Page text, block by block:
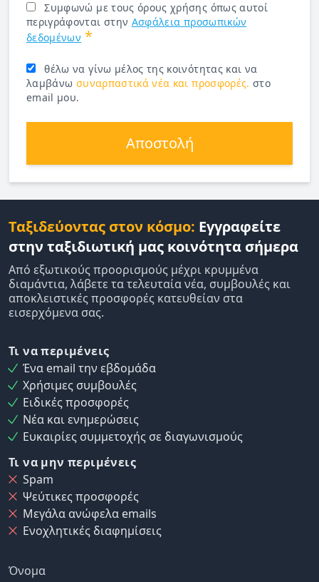
Συμφωνώ με τους όρους χρήσης όπως αυτοί
περιγράφονται στην Ασφάλεια προσωπικών
δεδομένων *
θέλω να γίνω μέλος της κοινότητας και να
λαμβάνω συναρπαστικά νέα και προσφορές. στο
email μου.
Αποστολή
Ταξιδεύοντας στον κόσμο: Εγγραφείτε
στην ταξιδιωτική μας κοινότητα σήμερα
Από εξωτικούς προορισμούς μέχρι κρυμμένα
διαμάντια, λάβετε τα τελευταία νέα, συμβουλές και
αποκλειστικές προσφορές κατευθείαν στα
εισερχόμενα σας.
Τι να περιμένεις
Ένα email την εβδομάδα
Χρήσιμες συμβουλές
Ειδικές προσφορές
Νέα και ενημερώσεις
Ευκαιρίες συμμετοχής σε διαγωνισμούς
Τι να μην περιμένεις
Spam
Ψεύτικες προσφορές
Μεγάλα ανώφελα emails
Ενοχλητικές διαφημίσεις
Όνομα